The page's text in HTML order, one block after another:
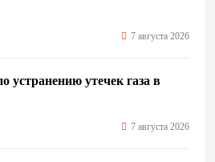
7 августа 2026
устранению утечек газа в
7 августа 2026